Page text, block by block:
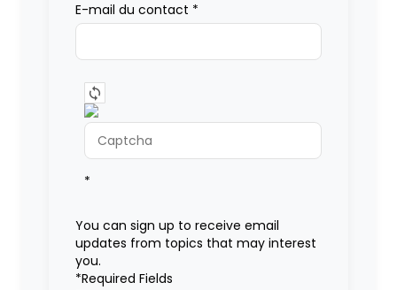
E-mail du contact *
*
You can sign up to receive email
updates from topics that may interest
you.
*Required Fields